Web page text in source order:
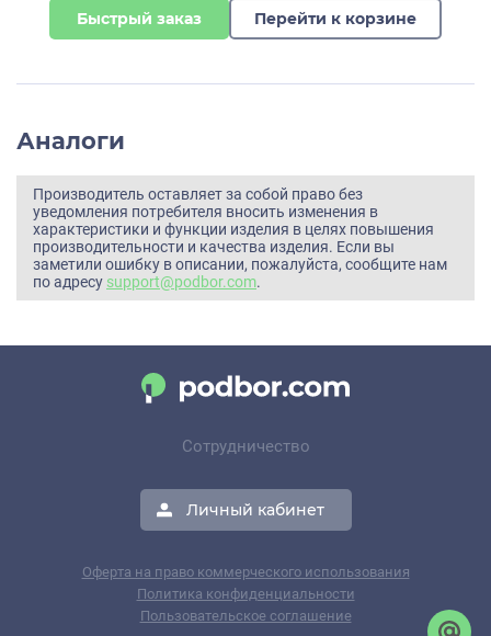
Быстрый заказ Перейти к корзине
Аналоги
Производитель оставляет за собой право без
уведомления потребителя вносить изменения в
характеристики и функции изделия в целях повышения
производительности и качества изделия. Если вы
заметили ошибку в описании, пожалуйста, сообщите нам
по адресу support@podbor.com.
Сотрудничество
Личный кабинет
Оферта на право коммерческого использования
Политика конфиденциальности
Пользовательское соглашение